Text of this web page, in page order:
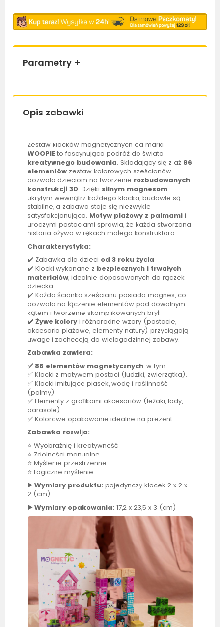
Parametry +
Opis zabawki
Zestaw klocków magnetycznych od marki
WOOPIE to fascynująca podróż do świata
kreatywnego budowania. Składający się z aż 86
elementów zestaw kolorowych sześcianów
pozwala dzieciom na tworzenie rozbudowanych
konstrukcji 3D. Dzięki silnym magnesom
ukrytym wewnątrz każdego klocka, budowle są
stabilne, a zabawa staje się niezwykle
satysfakcjonująca. Motyw plażowy z palmami i
uroczymi postaciami sprawia, że każda stworzona
historia ożywa w rękach małego konstruktora.
Charakterystyka:
✔️ Zabawka dla dzieci od 3 roku życia
✔️ Klocki wykonane z bezpiecznych i trwałych
materiałów, idealnie dopasowanych do rączek
dziecka.
✔️ Każda ścianka sześcianu posiada magnes, co
pozwala na łączenie elementów pod dowolnym
kątem i tworzenie skomplikowanych brył.
✔️ Żywe kolory i różnorodne wzory (postacie,
akcesoria plażowe, elementy natury) przyciągają
uwagę i zachęcają do wielogodzinnej zabawy.
Zabawka zawiera:
✅ 86 elementów magnetycznych, w tym:
✅ Klocki z motywem postaci (ludziki, zwierzątka).
✅ Klocki imitującepiasek, wodę i roślinność
(palmy).
✅ Elementy z grafikami akcesoriów (leżaki, lody,
parasole).
✅ Kolorowe opakowanie idealne na prezent.
Zabawka rozwija:
⭐ Wyobraźnię i kreatywność
⭐ Zdolności manualne
⭐ Myślenie przestrzenne
⭐ Logiczne myślenie
▶️ Wymiary produktu:pojedynczy klocek 2 x 2 x
2 (cm)
▶️ Wymiary opakowania:17,2 x 23,5 x 3 (cm)